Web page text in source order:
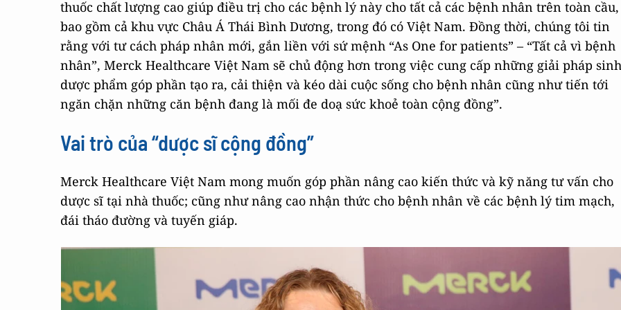
thuốc chất lượng cao giúp điều trị cho các bệnh lý này cho tất cả các bệnh nhân trên toàn cầu,
bao gồm cả khu vực Châu Á Thái Bình Dương, trong đó có Việt Nam. Đồng thời, chúng tôi tin
rằng với tư cách pháp nhân mới, gắn liền với sứ mệnh “As One for patients” – “Tất cả vì bệnh
nhân”, Merck Healthcare Việt Nam sẽ chủ động hơn trong việc cung cấp những giải pháp sinh
dược phẩm góp phần tạo ra, cải thiện và kéo dài cuộc sống cho bệnh nhân cũng như tiến tới
ngăn chặn những căn bệnh đang là mối đe doạ sức khoẻ toàn cộng đồng”.
Vai trò của “dược sĩ cộng đồng”
Merck Healthcare Việt Nam mong muốn góp phần nâng cao kiến thức và kỹ năng tư vấn cho
dược sĩ tại nhà thuốc; cũng như nâng cao nhận thức cho bệnh nhân về các bệnh lý tim mạch,
đái tháo đường và tuyến giáp.